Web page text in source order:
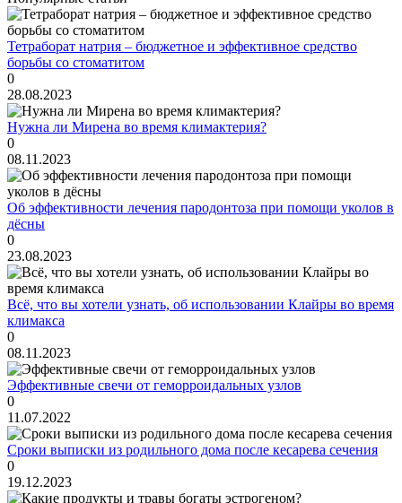
Тетраборат натрия – бюджетное и эффективное средство
борьбы со стоматитом
0
28.08.2023
Нужна ли Мирена во время климактерия?
0
08.11.2023
Об эффективности лечения пародонтоза при помощи уколов в
дёсны
0
23.08.2023
Всё, что вы хотели узнать, об использовании Клайры во время
климакса
0
08.11.2023
Эффективные свечи от геморроидальных узлов
0
11.07.2022
Сроки выписки из родильного дома после кесарева сечения
0
19.12.2023